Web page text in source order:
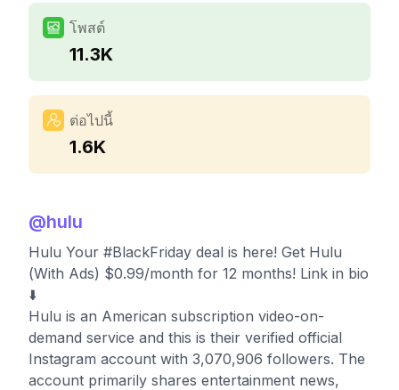
โพสต์
11.3K
ต่อไปนี้
1.6K
@hulu
Hulu Your #BlackFriday deal is here! Get Hulu
(With Ads) $0.99/month for 12 months! Link in bio
⬇️
Hulu is an American subscription video-on-
demand service and this is their verified official
Instagram account with 3,070,906 followers. The
account primarily shares entertainment news,